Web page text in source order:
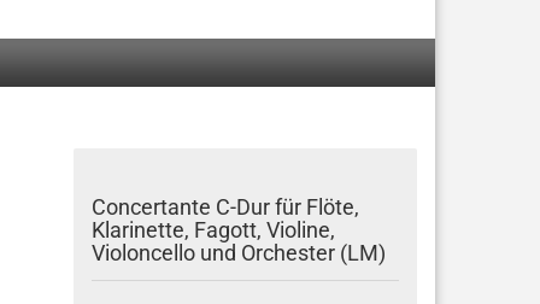
Concertante C-Dur für Flöte,
Klarinette, Fagott, Violine,
Violoncello und Orchester (LM)